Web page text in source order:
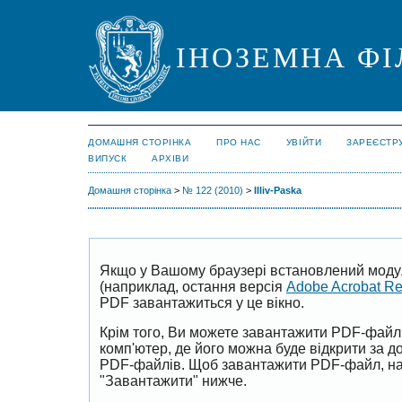
ІНОЗЕМНА
ДОМАШНЯ СТОРІНКА ПРО НАС УВІЙТИ
ВИПУСК
АРХІВИ
Домашня сторінка > № 122 (2010) > Illiv-Paska
Якщо у Вашому браузері встановлений
(наприклад, остання версія Adobe Acrobat
PDF завантажиться у це вікно.
Крім того, Ви можете завантажити PDF-
комп'ютер, де його можна буде відкрити за
PDF-файлів. Щоб завантажити PDF-файл,
"Завантажити" нижче.